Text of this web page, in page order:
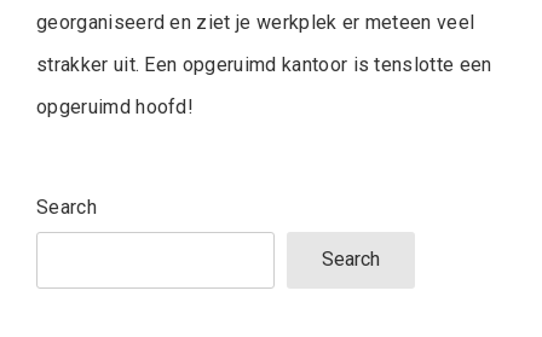
georganiseerd en ziet je werkplek er meteen veel
strakker uit. Een opgeruimd kantoor is tenslotte een
opgeruimd hoofd!
Search
Search